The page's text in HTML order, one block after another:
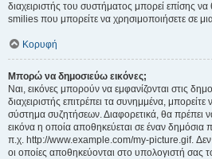
διαχειριστής του συστήματος μπορεί επίσης
smilies που μπορείτε να χρησιμοποιήσετε σε
Κορυφή
Μπορώ να δημοσιεύω εικόνες;
Ναι, εικόνες μπορούν να εμφανίζονται στις
διαχειριστής επιτρέπει τα συνημμένα,
σύστημα συζητήσεων. Διαφορετικά, θα πρέπει
εικόνα η οποία αποθηκεύεται σε έναν δημόσια
π.χ. http://www.example.com/my-picture.gif. Δεν
οι οποίες αποθηκεύονται στο υπολογιστή σας